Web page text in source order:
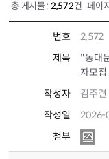
총 게시물 : 2,572건 페이
번호
2,572
제목
"동대
자모집
작성자
김주련
작성일
2026-
첨부